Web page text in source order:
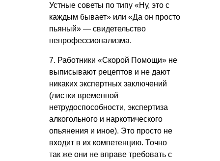
Устные советы по типу «Ну, это с
каждым бывает» или «Да он просто
пьяный» — свидетельство
непрофессионализма.
7. Работники «Скорой Помощи» не
выписывают рецептов и не дают
никаких экспертных заключений
(листки временной
нетрудоспособности, экспертиза
алкогольного и наркотического
опьянения и иное). Это просто не
входит в их компетенцию. Точно
так же они не вправе требовать с